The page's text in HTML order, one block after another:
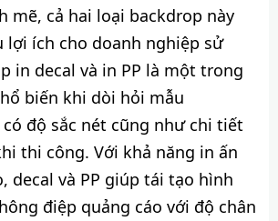
mẽ, cả hai loại backdrop này
lợi ích cho doanh nghiệp sử
in decal và in PP là một trong
biến khi dòi hỏi mẫu
độ sắc nét cũng như chi tiết
thi công. Với khả năng in ấn
decal và PP giúp tái tạo hình
điệp quảng cáo với độ chân